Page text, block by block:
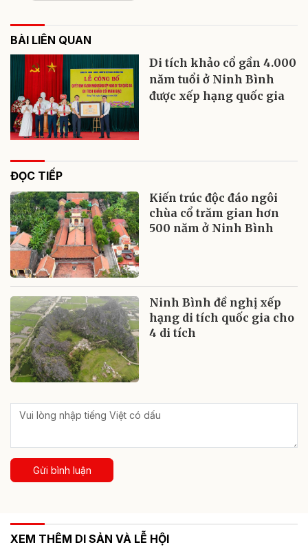
BÀI LIÊN QUAN
Di tích khảo cổ gần 4.000
năm tuổi ở Ninh Bình
được xếp hạng quốc gia
ĐỌC TIẾP
Kiến trúc độc đáo ngôi
chùa cổ trăm gian hơn
500 năm ở Ninh Bình
Ninh Bình đề nghị xếp
hạng di tích quốc gia cho
4 di tích
Gửi bình luận
XEM THÊM DI SẢN VÀ LỄ HỘI